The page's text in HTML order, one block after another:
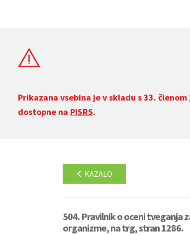
Prikazana vsebina je v skladu s 33. členom
dostopne na PISRS.
KAZALO
504. Pravilnik o oceni tveganja
organizme, na trg, stran 1286.